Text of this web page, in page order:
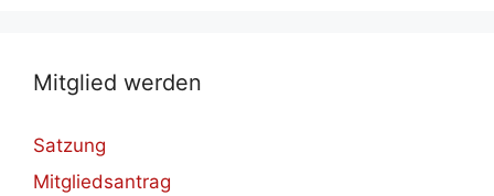
Mit­glied wer­den
Satzung
Mitgliedsantrag